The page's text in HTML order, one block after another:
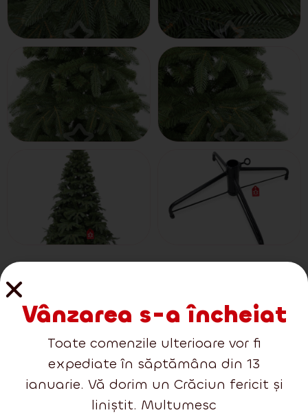
Mărimi accesibile
Vânzarea s-a încheiat
Toate comenzile ulterioare vor fi
expediate în săptămâna din 13
ianuarie. Vă dorim un Crăciun fericit și
liniștit. Multumesc